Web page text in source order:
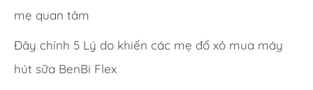
mẹ quan tâm
Đây chính 5 Lý do khiến các mẹ đổ xô mua máy
hút sữa BenBi Flex